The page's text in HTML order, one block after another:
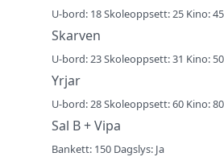
U-bord: 18 Skoleoppsett: 25 Kino:
Skarven
U-bord: 23 Skoleoppsett: 31 Kino:
Yrjar
U-bord: 28 Skoleoppsett: 60 Kino:
Sal B + Vipa
Bankett: 150 Dagslys: Ja